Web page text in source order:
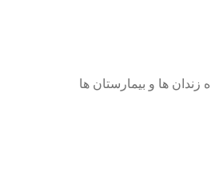
زندان ها و بیمارستان ها